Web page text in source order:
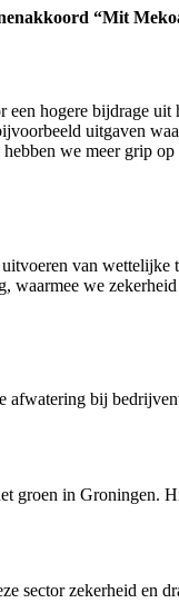
“Mit
hogere bijdrage
uitgaven
we meer grip
van
we
bij
groen in
sector zekerheid en